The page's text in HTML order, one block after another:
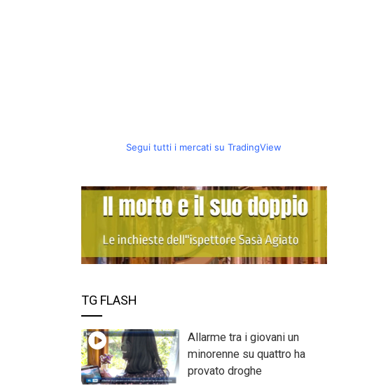
Segui tutti i mercati su TradingView
TG FLASH
Allarme tra i giovani un
minorenne su quattro ha
provato droghe